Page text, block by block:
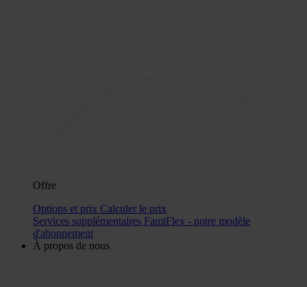
Offre
Options et prix Calculer le prix
Services supplémentaires FamiFlex - notre modèle
d'abonnement
À propos de nous